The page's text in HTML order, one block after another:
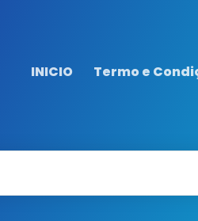
INICIO Termo e